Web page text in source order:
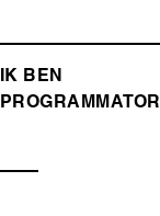
IK BEN
PROGRAMMATOR